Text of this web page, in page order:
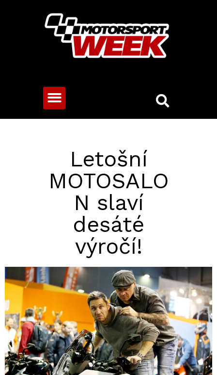
Letošní
MOTOSALO
N slaví
desáté
výročí!